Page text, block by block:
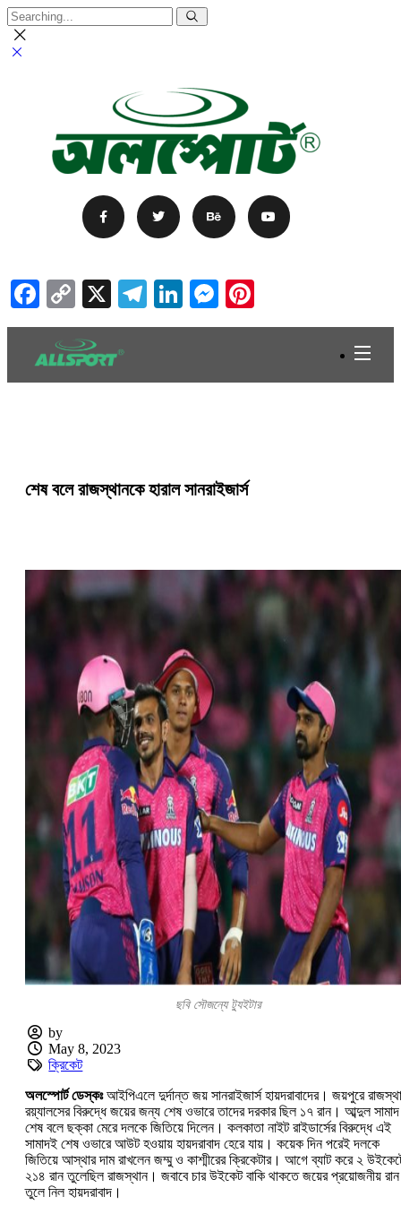
Facebook
Copy
Link
X Telegram
LinkedIn
Messenger
শেষ বলে রাজস্থানকে হারাল সানরাইজার্স
ছবি সৌজন্যে ট্যুইটার
by
May 8, 2023
ক্রিকেট
অলস্পোর্ট ডেস্কঃআইপিএলে দুর্দান্ত জয় সানরাইজার্স হায়দরাবাদের। জয়পুরে
রয়্যালসের বিরুদ্ধে জয়ের জন্য শেষ ওভারে তাদের দরকার ছিল ১৭ রান। আব্দুল সামাদ
শেষ বলে ছক্কা মেরে দলকে জিতিয়ে দিলেন। কলকাতা নাইট রাইডার্সের বিরুদ্ধে এই
সামাদই শেষ ওভারে আউট হওয়ায় হায়দরাবাদ হেরে যায়। কয়েক দিন পরেই দলকে
জিতিয়ে আস্থার দাম রাখলেন জম্মু ও কাশ্মীরের ক্রিকেটার। আগে ব্যাট করে ২
২১৪ রান তুলেছিল রাজস্থান। জবাবে চার উইকেট বাকি থাকতে জয়ের প্রয়োজনীয় রান
তুলে নিল হায়দরাবাদ।